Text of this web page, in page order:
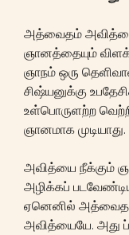
அத்வைதம்
ஞானத்தையும்
ஞாநம் ஒரு
சிஷ்யனுக்கு
உள்பொருளற்ற
ஞானமாக முடியாது.
அவித்யை நீக்கும்
அழிக்கப்
ஏனெனில்
அவித்யையே. அது